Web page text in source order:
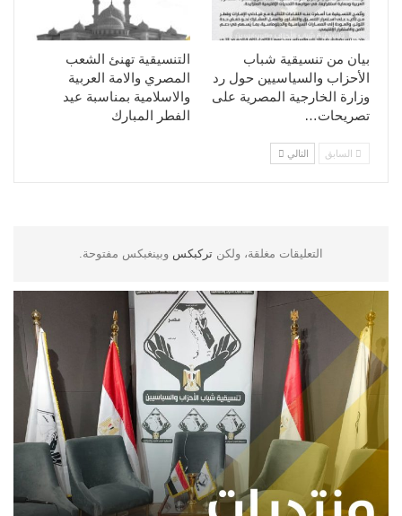
التنسيقية تهنئ الشعب
المصري والامة العربية
والاسلامية بمناسبة عيد
الفطر المبارك
بيان من تنسيقية شباب
الأحزاب والسياسيين حول رد
وزارة الخارجية المصرية على
تصريحات…
السابق التالي
التعليقات مغلقة، ولكن تركبكس وبينغبكس مفتوحة.